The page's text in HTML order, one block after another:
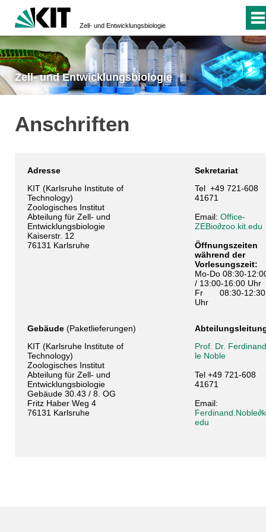
Zell- und Entwicklungsbiologie
Zell- und Entwicklungsbiologie
Anschriften
Adresse
KIT (Karlsruhe Institute of
Technology)
Zoologisches Institut
Abteilung für Zell- und
Entwicklungsbiologie
Kaiserstr. 12
76131 Karlsruhe
Sekretariat
Tel +49 721-608
41671
Email: Office-
ZEBio∂zoo.kit.edu
Öffnungszeiten
während der
Vorlesungszeit:
Mo-Do 08:30-
/ 13:00-16:00 Uhr
Fr 08:30-12:30
Uhr
Gebäude (Paketlieferungen)
KIT (Karlsruhe Institute of
Technology)
Zoologisches Institut
Abteilung für Zell- und
Entwicklungsbiologie
Gebäude 30.43 / 8. OG
Fritz Haber Weg 4
76131 Karlsruhe
Prof. Dr. Ferdinand
le Noble
Tel +49 721-608
41671
Email:
edu